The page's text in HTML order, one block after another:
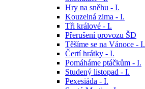
Hry na sněhu - I.
Kouzelná zima - I.
Tři králové - I.
Přerušení provozu ŠD
Těšíme se na Vánoce - I.
Čertí hrátky - I.
Pomáháme ptáčkům - I.
Studený listopad - I.
Pexesiáda - I.